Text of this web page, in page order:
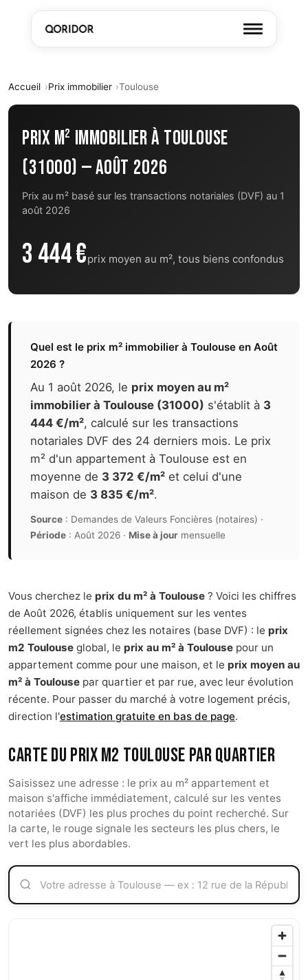
Accueil Prix immobilier Toulouse
Prix m² immobilier à Toulouse
(31000) — Août 2026
Prix au m² basé sur les transactions notariales (DVF) au 1
août 2026
3 444 €prix moyen au m², tous biens confondus
Quel est le prix m² immobilier à Toulouse en Août
2026 ?
Au 1 août 2026, le prix moyen au m²
immobilier à Toulouse (31000) s'établit à 3
444 €/m², calculé sur les transactions
notariales DVF des 24 derniers mois. Le prix
m² d'un appartement à Toulouse est en
moyenne de 3 372 €/m² et celui d'une
maison de 3 835 €/m².
Source : Demandes de Valeurs Foncières (notaires) ·
Période : Août 2026 · Mise à jour mensuelle
Vous cherchez le prix du m² à Toulouse ? Voici les chiffres
de Août 2026, établis uniquement sur les ventes
réellement signées chez les notaires (base DVF) : le prix
m2 Toulouse global, le prix au m² à Toulouse pour un
appartement comme pour une maison, et le prix moyen au
m² à Toulouse par quartier et par rue, avec leur évolution
récente. Pour passer du marché à votre logement précis,
direction l'estimation gratuite en bas de page.
Carte du prix m2 Toulouse par quartier
Saisissez une adresse : le prix au m² appartement et
maison s'affiche immédiatement, calculé sur les ventes
notariées (DVF) les plus proches du point recherché. Sur
la carte, le rouge signale les secteurs les plus chers, le
vert les plus abordables.